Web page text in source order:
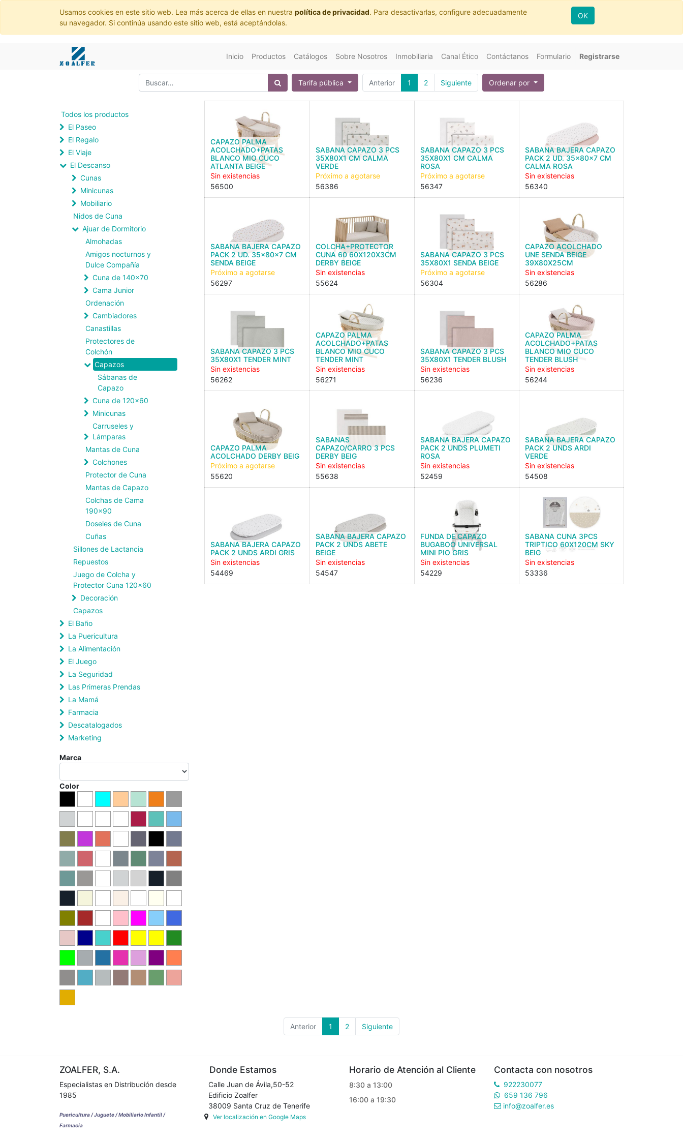
Usamos cookies en este sitio web. Lea más acerca de ellas en nuestra política de privacidad. Para desactivarlas, configure adecuadamente
su navegador. Si continúa usando este sitio web, está aceptándolas.
OK
Inicio Productos Catálogos Sobre Nosotros Inmobiliaria Canal Ético Contáctanos Formulario Registrarse
Tarifa pública Anterior 1 2 Siguiente Ordenar por
Todos los productos
El Paseo
El Regalo
El Viaje
El Descanso
Cunas
Minicunas
Mobiliario
Nidos de Cuna
Ajuar de Dormitorio
Almohadas
Amigos nocturnos y
Dulce Compañía
Cuna de 140x70
Cama Junior
Ordenación
Cambiadores
Canastillas
Protectores de
Colchón
Capazos
Sábanas de
Capazo
Cuna de 120x60
Minicunas
Carruseles y
Lámparas
Mantas de Cuna
Colchones
Protector de Cuna
Mantas de Capazo
Colchas de Cama
190x90
Doseles de Cuna
Cuñas
Sillones de Lactancia
Repuestos
Juego de Colcha y
Protector Cuna 120x60
Decoración
Capazos
El Baño
La Puericultura
La Alimentación
El Juego
La Seguridad
Las Primeras Prendas
La Mamá
Farmacia
Descatalogados
Marketing
Marca
Color
CAPAZO PALMA
ACOLCHADO+PATAS
BLANCO MIO CUCO
ATLANTA BEIGE
Sin existencias
56500
SABANA CAPAZO 3 PCS
35X80X1 CM CALMA
VERDE
Próximo a agotarse
56386
SABANA CAPAZO 3 PCS
35X80X1 CM CALMA
ROSA
Próximo a agotarse
56347
SABANA BAJERA CAPAZO
PACK 2 UD. 35x80x7 CM
CALMA ROSA
Sin existencias
56340
SABANA BAJERA CAPAZO
PACK 2 UD. 35x80x7 CM
SENDA BEIGE
Próximo a agotarse
56297
COLCHA+PROTECTOR
CUNA 60 60X120X3CM
DERBY BEIGE
Sin existencias
55624
SABANA CAPAZO 3 PCS
35X80X1 SENDA BEIGE
Próximo a agotarse
56304
CAPAZO ACOLCHADO
UNE SENDA BEIGE
39X80X25CM
Sin existencias
56286
SABANA CAPAZO 3 PCS
35X80X1 TENDER MINT
Sin existencias
56262
CAPAZO PALMA
ACOLCHADO+PATAS
BLANCO MIO CUCO
TENDER MINT
Sin existencias
56271
SABANA CAPAZO 3 PCS
35X80X1 TENDER BLUSH
Sin existencias
56236
CAPAZO PALMA
ACOLCHADO+PATAS
BLANCO MIO CUCO
TENDER BLUSH
Sin existencias
56244
CAPAZO PALMA
ACOLCHADO DERBY BEIG
Próximo a agotarse
55620
SABANAS
CAPAZO/CARRO 3 PCS
DERBY BEIG
Sin existencias
55638
SABANA BAJERA CAPAZO
PACK 2 UNDS PLUMETI
ROSA
Sin existencias
52459
SABANA BAJERA CAPAZO
PACK 2 UNDS ARDI
VERDE
Sin existencias
54508
SABANA BAJERA CAPAZO
PACK 2 UNDS ARDI GRIS
Sin existencias
54469
SABANA BAJERA CAPAZO
PACK 2 UNDS ABETE
BEIGE
Sin existencias
54547
FUNDA DE CAPAZO
BUGABOO UNIVERSAL
MINI PIO GRIS
Sin existencias
54229
SABANA CUNA 3PCS
TRIPTICO 60X120CM SKY
BEIG
Sin existencias
53336
Anterior 1 2 Siguiente
ZOALFER, S.A.
Especialistas en Distribución desde
1985
Puericultura / Juguete / Mobiliario Infantil /
Farmacia
Donde Estamos
Calle Juan de Ávila,50-52
Edificio Zoalfer
38009 Santa Cruz de Tenerife
Ver localización en Google Maps
Horario de Atención al Cliente
8:30 a 13:00
16:00 a 19:30
Contacta con nosotros
922230077
659 136 796
info@zoalfer.es